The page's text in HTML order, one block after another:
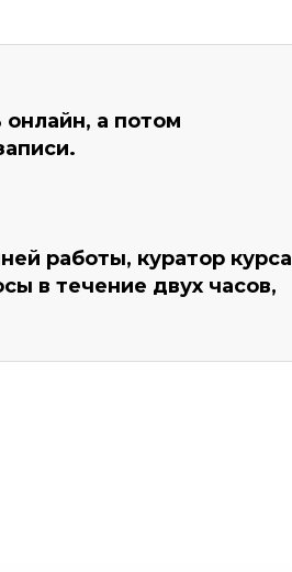
а потом
работы, куратор курса
в течение двух часов,
Уровень организации *